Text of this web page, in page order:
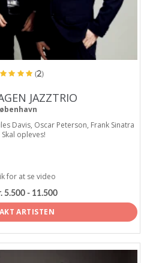
(2)
JAZZTRIO
Davis, Oscar Peterson, Frank Sinatra
Skal opleves!
for at se video
5.500 - 11.500
ARTISTEN